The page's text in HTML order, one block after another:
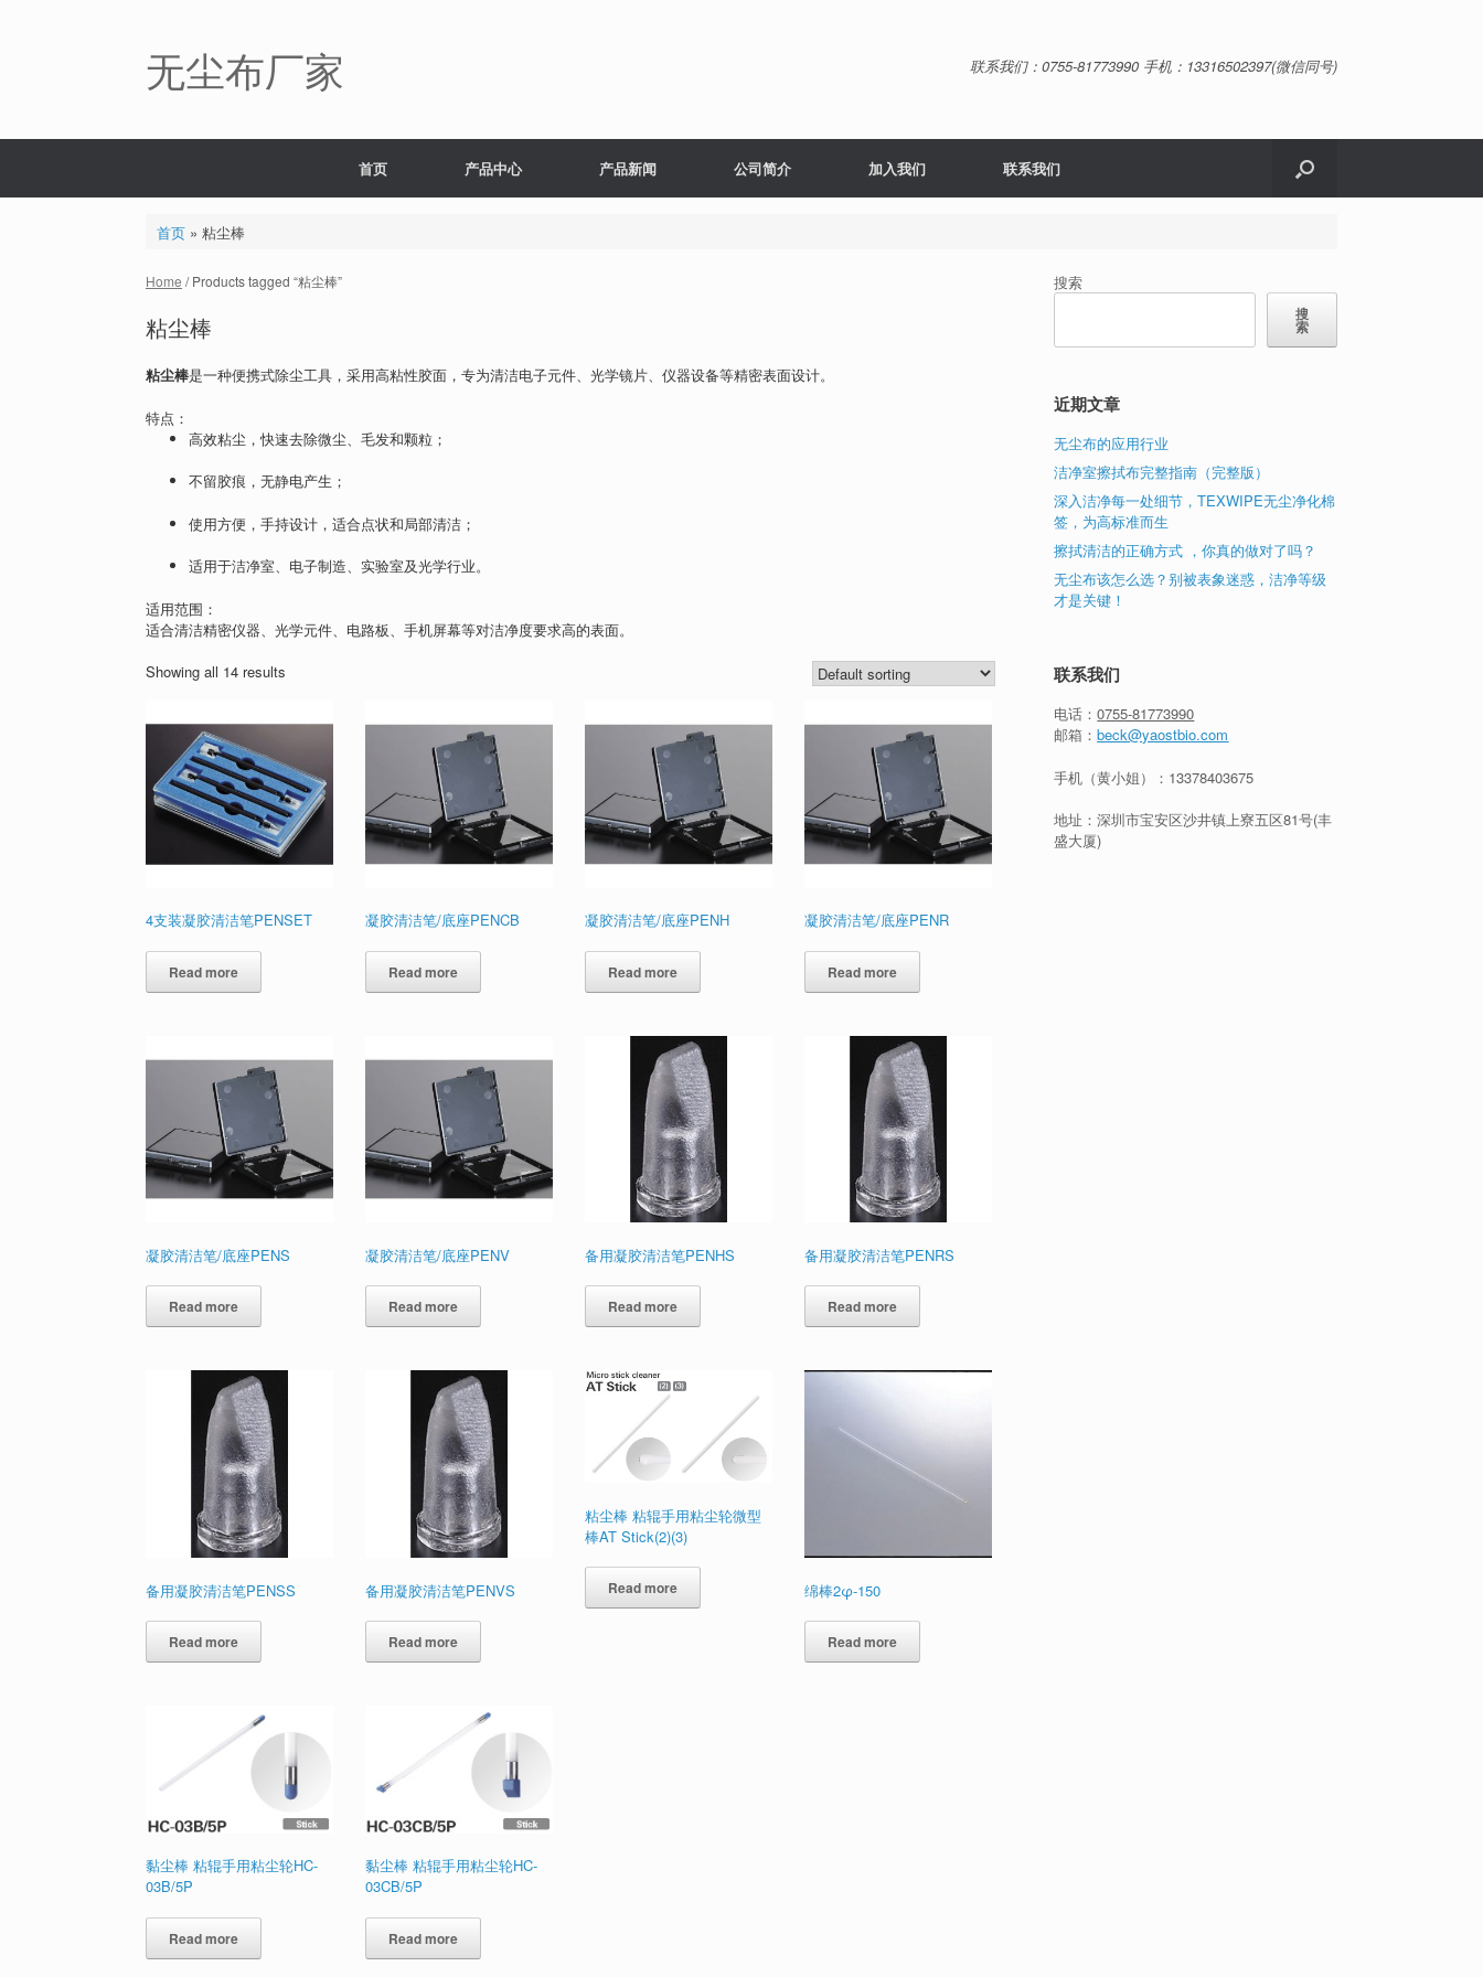
无尘布厂家 联系我们：0755-81773990 手机：13316502397(微信同号)
首页 产品中心 产品新闻 公司简介 加入我们 联系我们
首页» 粘尘棒
Home / Products tagged “粘尘棒”
粘尘棒
粘尘棒是一种便携式除尘工具，采用高粘性胶面，专为清洁电子元件、光学镜片、仪器设备等精密表面设计。
特点：
高效粘尘，快速去除微尘、毛发和颗粒；
不留胶痕，无静电产生；
使用方便，手持设计，适合点状和局部清洁；
适用于洁净室、电子制造、实验室及光学行业。
适用范围：
适合清洁精密仪器、光学元件、电路板、手机屏幕等对洁净度要求高的表面。
Showing all 14 results
4支装凝胶清洁笔PENSET
Read more
凝胶清洁笔/底座PENCB
Read more
凝胶清洁笔/底座PENH
Read more
凝胶清洁笔/底座PENR
Read more
凝胶清洁笔/底座PENS
Read more
凝胶清洁笔/底座PENV
Read more
备用凝胶清洁笔PENHS
Read more
备用凝胶清洁笔PENRS
Read more
备用凝胶清洁笔PENSS
Read more
备用凝胶清洁笔PENVS
Read more
粘尘棒 粘辊手用粘尘轮微型
棒AT Stick(2)(3)
Read more 绵棒2φ-150
Read more
黏尘棒 粘辊手用粘尘轮HC-
03B/5P
Read more
黏尘棒 粘辊手用粘尘轮HC-
03CB/5P
Read more
搜索
搜
索
近期文章
无尘布的应用行业
洁净室擦拭布完整指南（完整版）
深入洁净每一处细节，TEXWIPE无尘净化棉
签，为高标准而生
擦拭清洁的正确方式 ，你真的做对了吗？
无尘布该怎么选？别被表象迷惑，洁净等级
才是关键！
联系我们
电话：0755-81773990
邮箱：beck@yaostbio.com
手机（黄小姐）： 13378403675
地址：深圳市宝安区沙井镇上寮五区81号(丰
盛大厦)